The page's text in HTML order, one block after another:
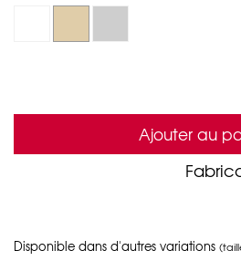
Ajouter au
Disponible dans d'autres variations